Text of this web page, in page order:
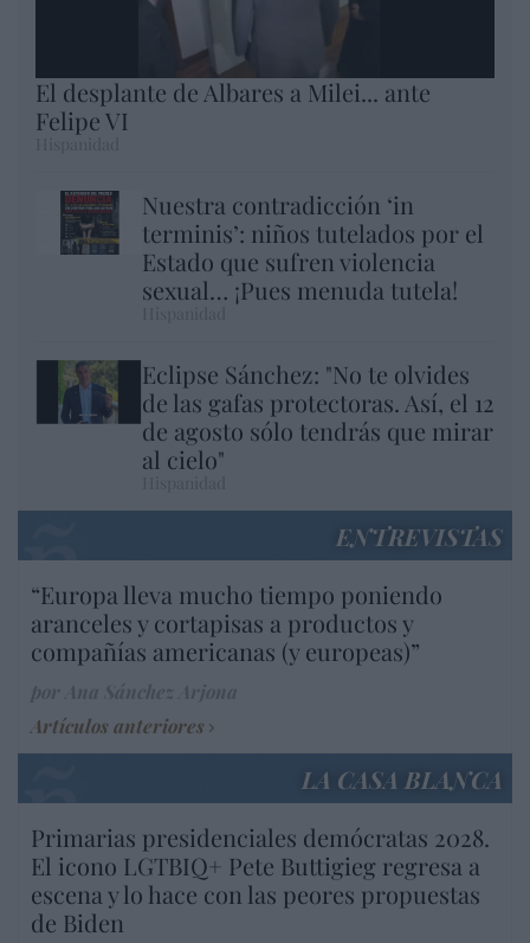
El desplante de Albares a Milei... ante
Felipe VI
Nuestra contradicción ‘in
terminis’: niños tutelados por el
Estado que sufren violencia
sexual… ¡Pues menuda tutela!
Eclipse Sánchez: "No te olvides
de las gafas protectoras. Así, el 12
de agosto sólo tendrás que mirar
al cielo"
ENTREVISTAS
“Europa lleva mucho tiempo poniendo
aranceles y cortapisas a productos y
compañías americanas (y europeas)”
Artículos anteriores
LA CASA BLANCA
Primarias presidenciales demócratas 2028.
El icono LGTBIQ+ Pete Buttigieg regresa a
escena y lo hace con las peores propuestas
de Biden